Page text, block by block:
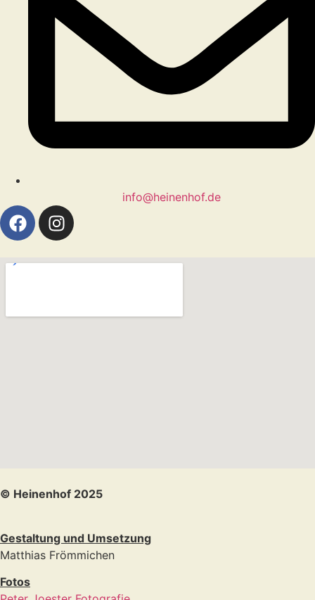
info@heinenhof.de
© Heinenhof 2025
Gestaltung und Umsetzung
Matthias Frömmichen
Fotos